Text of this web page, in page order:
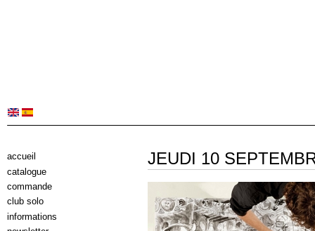
JEUDI 10
accueil
catalogue
commande
club solo
informations